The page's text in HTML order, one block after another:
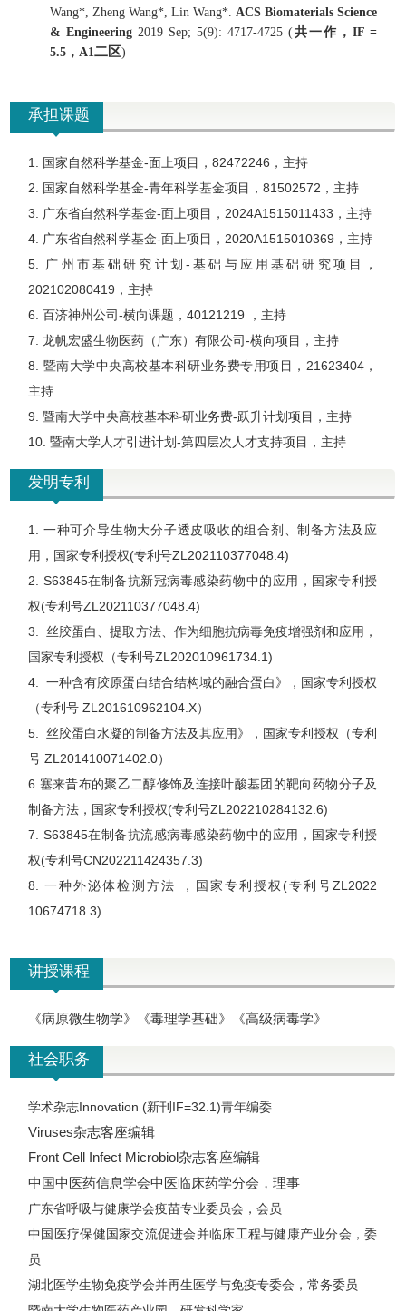
Wang*, Zheng Wang*, Lin Wang*. ACS Biomaterials Science
& Engineering 2019 Sep; 5(9): 4717-4725 (共一作，IF =
5.5 ， A1二区)
承担课题
1. 国家自然科学基金-面上项目，82472246，主持
2. 国家自然科学基金-青年科学基金项目，81502572，主持
3. 广东省自然科学基金-面上项目，2024A1515011433，主持
4. 广东省自然科学基金-面上项目，2020A1515010369，主持
5. 广州市基础研究计划-基础与应用基础研究项目，
202102080419，主持
6. 百济神州公司-横向课题，40121219 ，主持
7. 龙帆宏盛生物医药（广东）有限公司-横向项目，主持
8. 暨南大学中央高校基本科研业务费专用项目，21623404，
主持
9. 暨南大学中央高校基本科研业务费-跃升计划项目，主持
10. 暨南大学人才引进计划-第四层次人才支持项目，主持
发明专利
1. 一种可介导生物大分子透皮吸收的组合剂、制备方法及应
用，国家专利授权(专利号ZL202110377048.4)
2. S63845在制备抗新冠病毒感染药物中的应用，国家专利授
权(专利号ZL202110377048.4)
3. 丝胶蛋白、提取方法、作为细胞抗病毒免疫增强剂和应用，
国家专利授权（专利号ZL202010961734.1)
4. 一种含有胶原蛋白结合结构域的融合蛋白》，国家专利授权
（专利号 ZL201610962104.X）
5. 丝胶蛋白水凝的制备方法及其应用》，国家专利授权（专利
号 ZL201410071402.0）
6.塞来昔布的聚乙二醇修饰及连接叶酸基团的靶向药物分子及
制备方法，国家专利授权(专利号ZL202210284132.6)
7. S63845在制备抗流感病毒感染药物中的应用，国家专利授
权(专利号CN202211424357.3)
8. 一种外泌体检测方法 ，国家专利授权(专利号ZL2022
10674718.3)
讲授课程
《病原微生物学》《毒理学基础》《高级病毒学》
社会职务
学术杂志Innovation (新刊IF=32.1)青年编委
Viruses杂志客座编辑
Front Cell Infect Microbiol杂志客座编辑
中国中医药信息学会中医临床药学分会，理事
广东省呼吸与健康学会疫苗专业委员会，会员
中国医疗保健国家交流促进会并临床工程与健康产业分会，委
员
湖北医学生物免疫学会并再生医学与免疫专委会，常务委员